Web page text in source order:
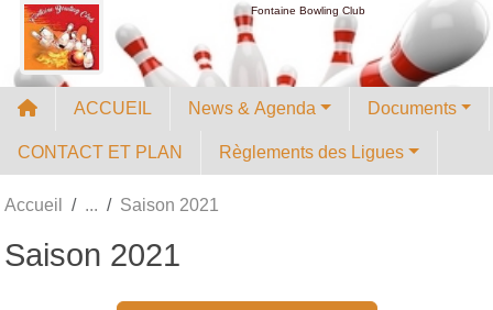
Fontaine Bowling Club
ACCUEIL News & Agenda Documents
CONTACT ET PLAN Règlements des Ligues
Accueil Saison 2021
Saison 2021
Panneau de gestion des cookies